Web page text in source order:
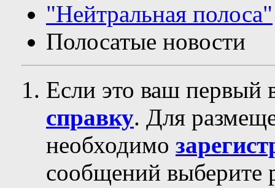
"Нейтральная полоса"
Полосатые новости
Если это ваш первый
справку. Для
необходимо
сообщений выберите